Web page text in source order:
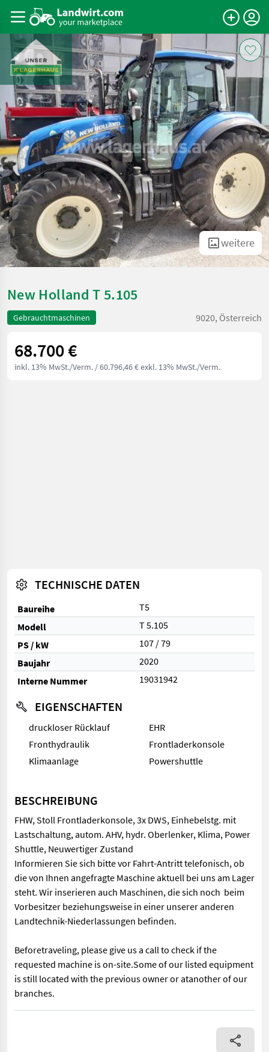
weitere
New Holland T 5.105
Gebrauchtmaschinen 9020, Österreich
68.700 €
inkl. 13% MwSt./Verm. / 60.796,46 € exkl. 13% MwSt./Verm.
TECHNISCHE DATEN
Baureihe
T5
Modell
T 5.105
PS / kW
107 / 79
Baujahr
2020
Interne Nummer
19031942
EIGENSCHAFTEN
druckloser Rücklauf
EHR
Fronthydraulik
Frontladerkonsole
Klimaanlage
Powershuttle
BESCHREIBUNG
FHW, Stoll Frontladerkonsole, 3x DWS, Einhebelstg. mit
Lastschaltung, autom. AHV, hydr. Oberlenker, Klima, Power
Shuttle, Neuwertiger Zustand
Informieren Sie sich bitte vor Fahrt-Antritt telefonisch, ob
die von Ihnen angefragte Maschine aktuell bei uns am Lager
steht. Wir inserieren auch Maschinen, die sich noch beim
Vorbesitzer beziehungsweise in einer unserer anderen
Landtechnik-Niederlassungen befinden.
Beforetraveling, please give us a call to check if the
requested machine is on-site.Some of our listed equipment
is still located with the previous owner or atanother of our
branches.
FHW, Stoll Frontladerkonsole, 3x DWS, Einhebelstg. mit